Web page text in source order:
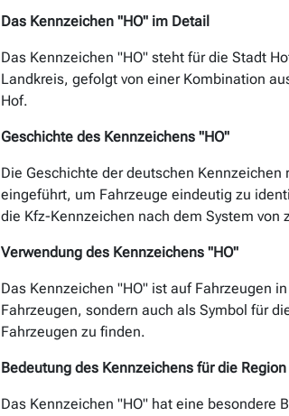
Das Kennzeichen "HO" im Detail
Das Kennzeichen "HO" steht für die Stadt
Landkreis, gefolgt von einer Kombination
Hof.
Geschichte des Kennzeichens "HO"
Die Geschichte der deutschen
eingeführt, um Fahrzeuge eindeutig zu
die Kfz-Kennzeichen nach dem System
Verwendung des Kennzeichens "HO"
Das Kennzeichen "HO" ist auf Fahrzeugen
Fahrzeugen, sondern auch als Symbol für
Fahrzeugen zu finden.
Bedeutung des Kennzeichens für die Region
Das Kennzeichen "HO" hat eine besondere